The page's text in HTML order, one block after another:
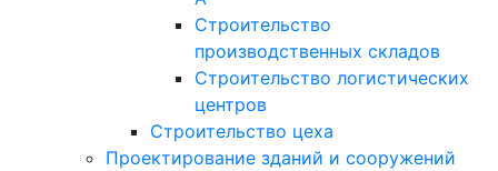
Строительство
производственных складов
Строительство логистических
центров
Строительство цеха
Проектирование зданий и сооружений